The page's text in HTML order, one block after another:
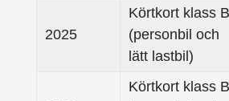
2025
Körtkort klass B
(personbil och
lätt lastbil)
Körtkort klass B